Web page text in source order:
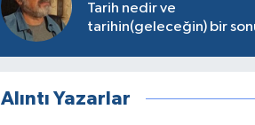
Tarih nedir ve
tarihin(geleceğin) bir
Alıntı Yazarlar